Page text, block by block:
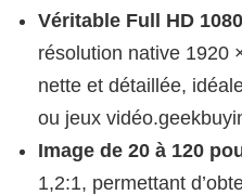
Véritable Full HD
résolution native 1920
nette et détaillée,
ou jeux
Image de 20 à 120
1,2:1, permettant